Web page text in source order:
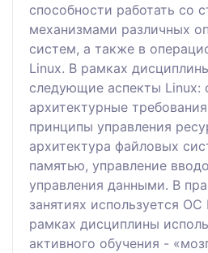
способности работать со
механизмами различных
систем, а также в
Linux. В рамках
следующие аспекты Linux:
архитектурные
принципы управления
архитектура файловых
памятью, управление
управления данными. В
занятиях используется
рамках дисциплины
активного обучения -